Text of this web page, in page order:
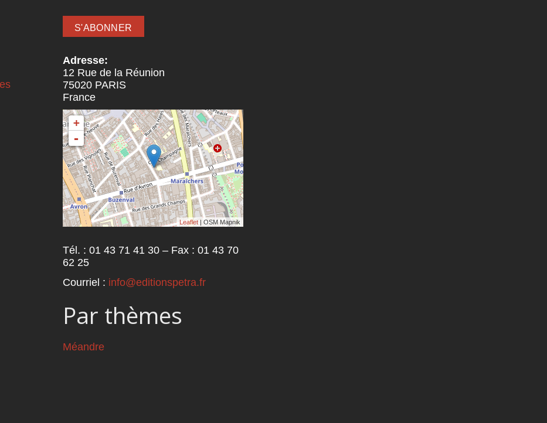
Adresse:
12 Rue de la Réunion
75020 PARIS
France
+
-
Leaflet | OSM Mapnik
Tél. : 01 43 71 41 30 – Fax : 01 43 70
62 25
Courriel : info@editionspetra.fr
Par thèmes
Méandre